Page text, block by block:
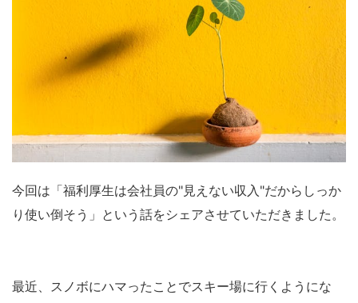
今回は「福利厚生は会社員の"見えない収入"だからしっか
り使い倒そう」という話をシェアさせていただきました。
最近、スノボにハマったことでスキー場に行くようにな